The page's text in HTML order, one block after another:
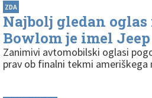
ZDA
Najbolj gledan oglas
Bowlom je imel Jeep
Zanimivi avtomobilski oglasi
prav ob finalni tekmi ameriškega